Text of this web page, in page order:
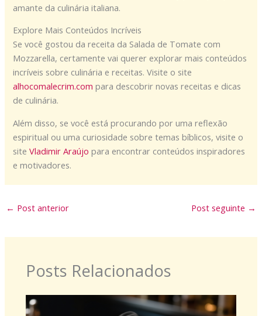
amante da culinária italiana.
Explore Mais Conteúdos Incríveis
Se você gostou da receita da Salada de Tomate com
Mozzarella, certamente vai querer explorar mais conteúdos
incríveis sobre culinária e receitas. Visite o site
alhocomalecrim.com para descobrir novas receitas e dicas
de culinária.
Além disso, se você está procurando por uma reflexão
espiritual ou uma curiosidade sobre temas bíblicos, visite o
siteVladimir Araújo para encontrar conteúdos inspiradores
e motivadores.
← Post anterior Post seguinte →
Posts Relacionados